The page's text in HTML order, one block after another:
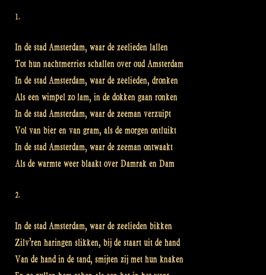
1.
In de stad Amsterdam, waar de zeelieden lallen
Tot hun nachtmerries schallen over oud Amsterdam
In de stad Amsterdam, waar de zeelieden, dronken
Als een wimpel zo lam, in de dokken gaan ronken
In de stad Amsterdam, waar de zeeman verzuipt
Vol van bier en van gram, als de morgen ontluikt
In de stad Amsterdam, waar de zeeman ontwaakt
Als de warmte weer blaakt over Damrak en Dam
2.
In de stad Amsterdam, waar de zeelieden bikken
Zilv’ren haringen slikken, bij de staart uit de hand
Van de hand in de tand, smijten zij met hun knaken